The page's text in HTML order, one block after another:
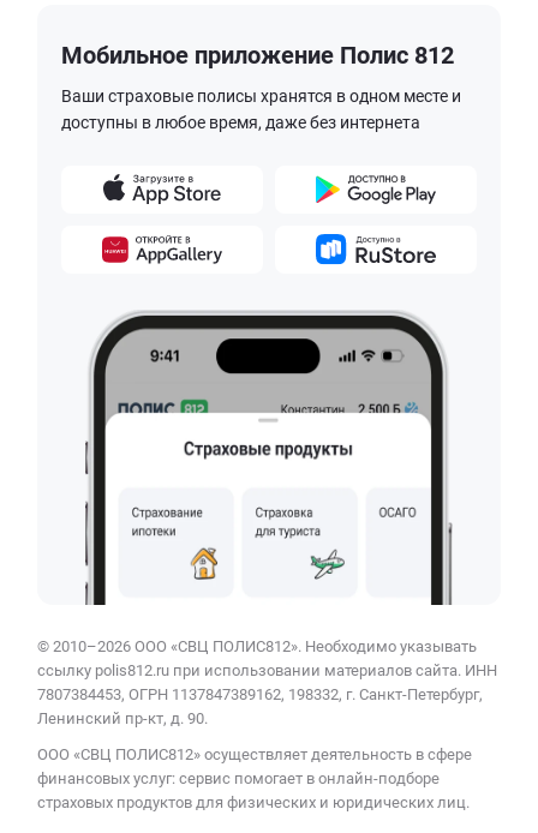
Мобильное приложение Полис 812
Ваши страховые полисы хранятся в одном месте и
доступны в любое время, даже без интернета
© 2010–2026 ООО «СВЦ ПОЛИС812». Необходимо указывать
ссылку polis812.ru при использовании материалов сайта. ИНН
7807384453, ОГРН 1137847389162, 198332, г. Санкт-Петербург,
Ленинский пр-кт, д. 90.
ООО «СВЦ ПОЛИС812» осуществляет деятельность в сфере
финансовых услуг: сервис помогает в онлайн-подборе
страховых продуктов для физических и юридических лиц.